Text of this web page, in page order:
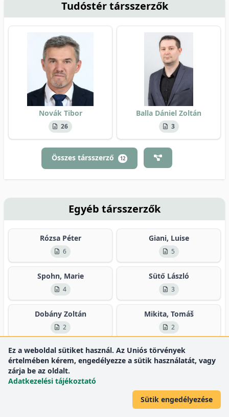
Tudóstér társszerzők
Novák Tibor
26
Balla Dániel Zoltán
3
Összes társszerző 12
Egyéb társszerzők
Rózsa Péter
6
Giani, Luise
5
Spohn, Marie
4
Sütő László
3
Dobány Zoltán
2
Mikita, Tomáš
2
Összes társszerző 15
Ez a weboldal sütiket használ. Az Uniós törvények
értelmében kérem, engedélyezze a sütik használatát, vagy
zárja be az oldalt.
Adatkezelési tájékoztató
Sütik engedélyezése